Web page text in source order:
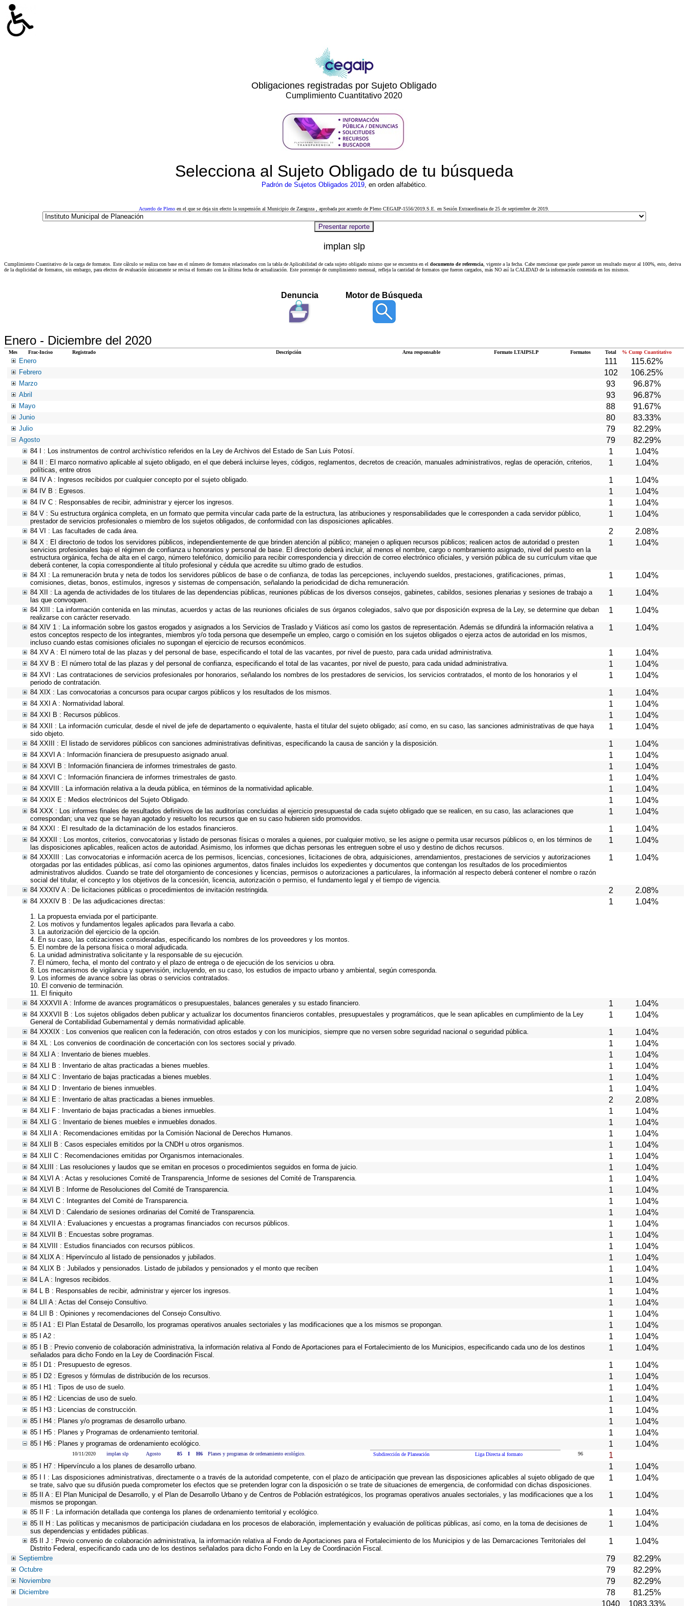
Obligaciones registradas por Sujeto Obligado
Cumplimiento Cuantitativo 2020
Selecciona al Sujeto Obligado de tu búsqueda
Padrón de Sujetos Obligados 2019, en orden alfabético.
Acuerdo de Pleno en el que se deja sin efecto la suspensión al Municipio de Zaragoza , aprobada por acuerdo de Pleno CEGAIP-1556/2019.S.E. en Sesión Extraordinaria de 25 de septiembre de 2019.
implan slp
Cumplimiento Cuantitativo de la carga de formatos. Este cálculo se realiza con base en el número de formatos relacionados con la tabla de Aplicabilidad de cada sujeto obligado mismo que se encuentra en el documento de referencia , vigente a la fecha. Cabe mencionar que puede parecer un resultado mayor al 100%, esto, deriva
de la duplicidad de formatos, sin embargo, para efectos de evaluación únicamente se revisa el formato con la última fecha de actualización. Este porcentaje de cumplimiento mensual, refleja la cantidad de formatos que fueron cargados, más NO así la CALIDAD de la información contenida en los mismos.
Denuncia Motor de Búsqueda
Enero - Diciembre del 2020
Mes Frac-Inciso Registrado Descripción Area responsable Formato LTAIPSLP Formatos Total % Cump Cuantitativo
Enero 111 115.62%
Febrero 102 106.25%
Marzo 93 96.87%
Abril 93 96.87%
Mayo 88 91.67%
Junio 80 83.33%
Julio 79 82.29%
Agosto 79 82.29%
84 I : Los instrumentos de control archivístico referidos en la Ley de Archivos del Estado de San Luis Potosí. 1 1.04%
84 II : El marco normativo aplicable al sujeto obligado, en el que deberá incluirse leyes, códigos, reglamentos, decretos de creación, manuales administrativos, reglas de operación, criterios,
políticas, entre otros
1 1.04%
84 IV A : Ingresos recibidos por cualquier concepto por el sujeto obligado. 1 1.04%
84 IV B : Egresos. 1 1.04%
84 IV C : Responsables de recibir, administrar y ejercer los ingresos. 1 1.04%
84 V : Su estructura orgánica completa, en un formato que permita vincular cada parte de la estructura, las atribuciones y responsabilidades que le corresponden a cada servidor público,
prestador de servicios profesionales o miembro de los sujetos obligados, de conformidad con las disposiciones aplicables.
1 1.04%
84 VI : Las facultades de cada área. 2 2.08%
84 X : El directorio de todos los servidores públicos, independientemente de que brinden atención al público; manejen o apliquen recursos públicos; realicen actos de autoridad o presten
servicios profesionales bajo el régimen de confianza u honorarios y personal de base. El directorio deberá incluir, al menos el nombre, cargo o nombramiento asignado, nivel del puesto en la
estructura orgánica, fecha de alta en el cargo, número telefónico, domicilio para recibir correspondencia y dirección de correo electrónico oficiales, y versión pública de su currículum vitae que
deberá contener, la copia correspondiente al título profesional y cédula que acredite su ultimo grado de estudios.
1 1.04%
84 XI : La remuneración bruta y neta de todos los servidores públicos de base o de confianza, de todas las percepciones, incluyendo sueldos, prestaciones, gratificaciones, primas,
comisiones, dietas, bonos, estímulos, ingresos y sistemas de compensación, señalando la periodicidad de dicha remuneración.
1 1.04%
84 XII : La agenda de actividades de los titulares de las dependencias públicas, reuniones públicas de los diversos consejos, gabinetes, cabildos, sesiones plenarias y sesiones de trabajo a
las que convoquen.
1 1.04%
84 XIII : La información contenida en las minutas, acuerdos y actas de las reuniones oficiales de sus órganos colegiados, salvo que por disposición expresa de la Ley, se determine que deban
realizarse con carácter reservado.
1 1.04%
84 XIV 1 : La información sobre los gastos erogados y asignados a los Servicios de Traslado y Viáticos así como los gastos de representación. Además se difundirá la información relativa a
estos conceptos respecto de los integrantes, miembros y/o toda persona que desempeñe un empleo, cargo o comisión en los sujetos obligados o ejerza actos de autoridad en los mismos,
incluso cuando estas comisiones oficiales no supongan el ejercicio de recursos económicos.
1 1.04%
84 XV A : El número total de las plazas y del personal de base, especificando el total de las vacantes, por nivel de puesto, para cada unidad administrativa. 1 1.04%
84 XV B : El número total de las plazas y del personal de confianza, especificando el total de las vacantes, por nivel de puesto, para cada unidad administrativa. 1 1.04%
84 XVI : Las contrataciones de servicios profesionales por honorarios, señalando los nombres de los prestadores de servicios, los servicios contratados, el monto de los honorarios y el
periodo de contratación.
1 1.04%
84 XIX : Las convocatorias a concursos para ocupar cargos públicos y los resultados de los mismos. 1 1.04%
84 XXI A : Normatividad laboral. 1 1.04%
84 XXI B : Recursos públicos. 1 1.04%
84 XXII : La información curricular, desde el nivel de jefe de departamento o equivalente, hasta el titular del sujeto obligado; así como, en su caso, las sanciones administrativas de que haya
sido objeto.
1 1.04%
84 XXIII : El listado de servidores públicos con sanciones administrativas definitivas, especificando la causa de sanción y la disposición. 1 1.04%
84 XXVI A : Información financiera de presupuesto asignado anual. 1 1.04%
84 XXVI B : Información financiera de informes trimestrales de gasto. 1 1.04%
84 XXVI C : Información financiera de informes trimestrales de gasto. 1 1.04%
84 XXVIII : La información relativa a la deuda pública, en términos de la normatividad aplicable. 1 1.04%
84 XXIX E : Medios electrónicos del Sujeto Obligado. 1 1.04%
84 XXX : Los informes finales de resultados definitivos de las auditorías concluidas al ejercicio presupuestal de cada sujeto obligado que se realicen, en su caso, las aclaraciones que
correspondan; una vez que se hayan agotado y resuelto los recursos que en su caso hubieren sido promovidos.
1 1.04%
84 XXXI : El resultado de la dictaminación de los estados financieros. 1 1.04%
84 XXXII : Los montos, criterios, convocatorias y listado de personas físicas o morales a quienes, por cualquier motivo, se les asigne o permita usar recursos públicos o, en los términos de
las disposiciones aplicables, realicen actos de autoridad. Asimismo, los informes que dichas personas les entreguen sobre el uso y destino de dichos recursos.
1 1.04%
84 XXXIII : Las convocatorias e información acerca de los permisos, licencias, concesiones, licitaciones de obra, adquisiciones, arrendamientos, prestaciones de servicios y autorizaciones
otorgadas por las entidades públicas, así como las opiniones argumentos, datos finales incluidos los expedientes y documentos que contengan los resultados de los procedimientos
administrativos aludidos. Cuando se trate del otorgamiento de concesiones y licencias, permisos o autorizaciones a particulares, la información al respecto deberá contener el nombre o razón
social del titular, el concepto y los objetivos de la concesión, licencia, autorización o permiso, el fundamento legal y el tiempo de vigencia.
1 1.04%
84 XXXIV A : De licitaciones públicas o procedimientos de invitación restringida. 2 2.08%
84 XXXIV B : De las adjudicaciones directas:
1. La propuesta enviada por el participante.
2. Los motivos y fundamentos legales aplicados para llevarla a cabo.
3. La autorización del ejercicio de la opción.
4. En su caso, las cotizaciones consideradas, especificando los nombres de los proveedores y los montos.
5. El nombre de la persona física o moral adjudicada.
6. La unidad administrativa solicitante y la responsable de su ejecución.
7. El número, fecha, el monto del contrato y el plazo de entrega o de ejecución de los servicios u obra.
8. Los mecanismos de vigilancia y supervisión, incluyendo, en su caso, los estudios de impacto urbano y ambiental, según corresponda.
9. Los informes de avance sobre las obras o servicios contratados.
10. El convenio de terminación.
11. El finiquito
1 1.04%
84 XXXVII A : Informe de avances programáticos o presupuestales, balances generales y su estado financiero. 1 1.04%
84 XXXVII B : Los sujetos obligados deben publicar y actualizar los documentos financieros contables, presupuestales y programáticos, que le sean aplicables en cumplimiento de la Ley
General de Contabilidad Gubernamental y demás normatividad aplicable.
1 1.04%
84 XXXIX : Los convenios que realicen con la federación, con otros estados y con los municipios, siempre que no versen sobre seguridad nacional o seguridad pública. 1 1.04%
84 XL : Los convenios de coordinación de concertación con los sectores social y privado. 1 1.04%
84 XLI A : Inventario de bienes muebles. 1 1.04%
84 XLI B : Inventario de altas practicadas a bienes muebles. 1 1.04%
84 XLI C : Inventario de bajas practicadas a bienes muebles. 1 1.04%
84 XLI D : Inventario de bienes inmuebles. 1 1.04%
84 XLI E : Inventario de altas practicadas a bienes inmuebles. 2 2.08%
84 XLI F : Inventario de bajas practicadas a bienes inmuebles. 1 1.04%
84 XLI G : Inventario de bienes muebles e inmuebles donados. 1 1.04%
84 XLII A : Recomendaciones emitidas por la Comisión Nacional de Derechos Humanos. 1 1.04%
84 XLII B : Casos especiales emitidos por la CNDH u otros organismos. 1 1.04%
84 XLII C : Recomendaciones emitidas por Organismos internacionales. 1 1.04%
84 XLIII : Las resoluciones y laudos que se emitan en procesos o procedimientos seguidos en forma de juicio. 1 1.04%
84 XLVI A : Actas y resoluciones Comité de Transparencia_Informe de sesiones del Comité de Transparencia. 1 1.04%
84 XLVI B : Informe de Resoluciones del Comité de Transparencia. 1 1.04%
84 XLVI C : Integrantes del Comité de Transparencia. 1 1.04%
84 XLVI D : Calendario de sesiones ordinarias del Comité de Transparencia. 1 1.04%
84 XLVII A : Evaluaciones y encuestas a programas financiados con recursos públicos. 1 1.04%
84 XLVII B : Encuestas sobre programas. 1 1.04%
84 XLVIII : Estudios financiados con recursos públicos. 1 1.04%
84 XLIX A : Hipervínculo al listado de pensionados y jubilados. 1 1.04%
84 XLIX B : Jubilados y pensionados. Listado de jubilados y pensionados y el monto que reciben 1 1.04%
84 L A : Ingresos recibidos. 1 1.04%
84 L B : Responsables de recibir, administrar y ejercer los ingresos. 1 1.04%
84 LII A : Actas del Consejo Consultivo. 1 1.04%
84 LII B : Opiniones y recomendaciones del Consejo Consultivo. 1 1.04%
85 I A1 : El Plan Estatal de Desarrollo, los programas operativos anuales sectoriales y las modificaciones que a los mismos se propongan. 1 1.04%
85 I A2 : 1 1.04%
85 I B : Previo convenio de colaboración administrativa, la información relativa al Fondo de Aportaciones para el Fortalecimiento de los Municipios, especificando cada uno de los destinos
señalados para dicho Fondo en la Ley de Coordinación Fiscal.
1 1.04%
85 I D1 : Presupuesto de egresos. 1 1.04%
85 I D2 : Egresos y fórmulas de distribución de los recursos. 1 1.04%
85 I H1 : Tipos de uso de suelo. 1 1.04%
85 I H2 : Licencias de uso de suelo. 1 1.04%
85 I H3 : Licencias de construcción. 1 1.04%
85 I H4 : Planes y/o programas de desarrollo urbano. 1 1.04%
85 I H5 : Planes y Programas de ordenamiento territorial. 1 1.04%
85 I H6 : Planes y programas de ordenamiento ecológico. 1 1.04%
10/11/2020 implan slp Agosto 85 I H6 Planes y programas de ordenamiento ecológico. Subdirección de Planeación Liga Directa al formato 96 1
85 I H7 : Hipervínculo a los planes de desarrollo urbano. 1 1.04%
85 I I : Las disposiciones administrativas, directamente o a través de la autoridad competente, con el plazo de anticipación que prevean las disposiciones aplicables al sujeto obligado de que
se trate, salvo que su difusión pueda comprometer los efectos que se pretenden lograr con la disposición o se trate de situaciones de emergencia, de conformidad con dichas disposiciones.
1 1.04%
85 II A : El Plan Municipal de Desarrollo, y el Plan de Desarrollo Urbano y de Centros de Población estratégicos, los programas operativos anuales sectoriales, y las modificaciones que a los
mismos se propongan.
1 1.04%
85 II F : La información detallada que contenga los planes de ordenamiento territorial y ecológico. 1 1.04%
85 II H : Las políticas y mecanismos de participación ciudadana en los procesos de elaboración, implementación y evaluación de políticas públicas, así como, en la toma de decisiones de
sus dependencias y entidades públicas.
1 1.04%
85 II J : Previo convenio de colaboración administrativa, la información relativa al Fondo de Aportaciones para el Fortalecimiento de los Municipios y de las Demarcaciones Territoriales del
Distrito Federal, especificando cada uno de los destinos señalados para dicho Fondo en la Ley de Coordinación Fiscal.
1 1.04%
Septiembre 79 82.29%
Octubre 79 82.29%
Noviembre 79 82.29%
Diciembre 78
81.25%
1040
1083.33%